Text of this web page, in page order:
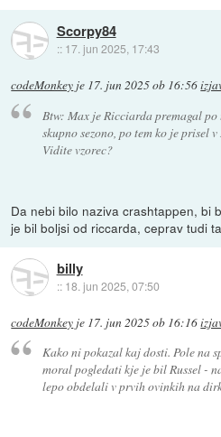
Scorpy84
:: 17. jun 2025, 17:43
codeMonkey je 17. jun 2025 ob 16:56
Btw: Max je Ricciarda premagal
skupno sezono, po tem ko je prisel
Vidite vzorec?
Da nebi bilo naziva crashtappen, bi
je bil boljsi od riccarda, ceprav tudi
billy
:: 18. jun 2025, 07:50
codeMonkey je 17. jun 2025 ob 16:16
Kako ni pokazal kaj dosti. Pole na
moral pogledati kje je bil Russel -
lepo obdelali v prvih ovinkih na